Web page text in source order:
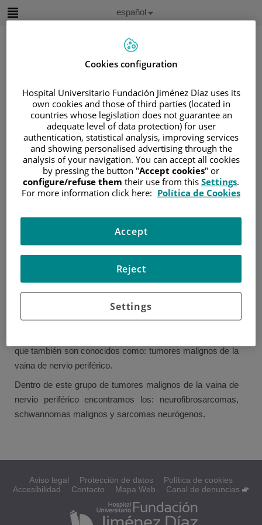
Selector
de
idioma
Idioma
Activo
Español
Inicio /ÁREA DEL PACIENTE
/SOBRE EL CÁNCER
/INFORMACIÓN Y SOPORTE AL PACIENTE
/TIPOS DE CÁNCER /ÁREA DE SARCOMA
/SARCOMA DE PARTES BLANDAS
TUMORES DEL TEJIDO NERVIOSO
Tumores del tejido nervioso
El sistema nervioso está divido en dos partes: Sistema
Nervioso Central (integrado por cerebro y médula espinal)
y Sistema Nervioso Periférico (integrado por los nervios
periféricos). Algunos sarcomas pueden desarrollarse en
que también son conocidos como: tumores malignos de la
vaina de nervio periférico.
Dentro de este grupo de tumores malignos de la vaina de
nervio periférico encontramos los: neurofibrosarcomas,
schwannomas malignos y sarcomas neurógenos.
Aviso legal Protección de datos
Política de cookies
Accesibilidad
Contacto Mapa Web Canal de denuncias
Cookies configuration
Hospital Universitario Fundación Jiménez Díaz uses its
own cookies and those of third parties (located in
countries whose legislation does not guarantee an
adequate level of data protection) for user
authentication, statistical analysis, improving services
and showing personalised advertising through the
analysis of your navigation. You can accept all cookies
by pressing the button "Accept cookies" or
configure/refuse them their use from this Settings.
For more information click here: Política de Cookies
Settings
Reject
Accept